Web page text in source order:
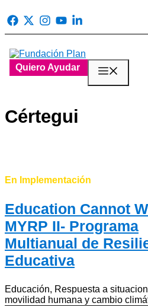
al
Quiero Ayudar
Cértegui
En Implementación
Education Cannot
MYRP II- Programa
Multianual de
Educativa
Educación, Respuesta a
movilidad humana y cambio